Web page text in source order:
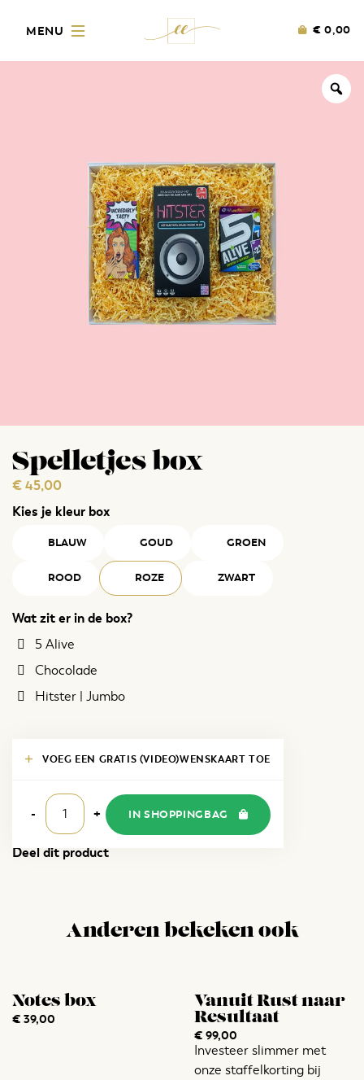
€ 0,00
Spelletjes box
€ 45,00
Kies je kleur box
BLAUW GOUD GROEN
ROOD ROZE ZWART
Wat zit er in de box?
5 Alive
Chocolade
Hitster | Jumbo
VOEG EEN GRATIS (VIDEO)WENSKAART TOE
-
Spelletjes
box
aantal
+ IN SHOPPINGBAG
Deel dit product
Anderen bekeken ook
Notes box
€ 39,00
Vanuit Rust naar
Resultaat
€ 99,00
Investeer slimmer met
onze staffelkorting bij